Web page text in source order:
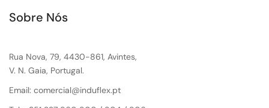
Sobre Nós
Rua Nova, 79, 4430-861, Avintes,
V. N. Gaia, Portugal.
Email: comercial@induflex.pt